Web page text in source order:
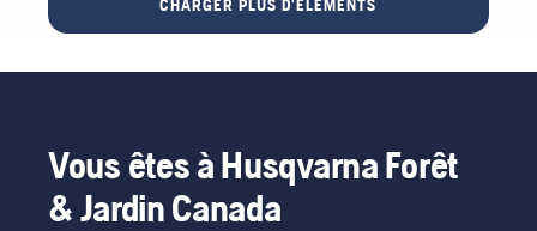
et par
ambassadeurs
marque
chaîne
de vie du
guide-
chaîne et
de
Max Battery.
sera
aux
dans la
CHARGER PLUS D'ÉLÉMENTS
Vous êtes à Husqvarna Forêt
& Jardin Canada